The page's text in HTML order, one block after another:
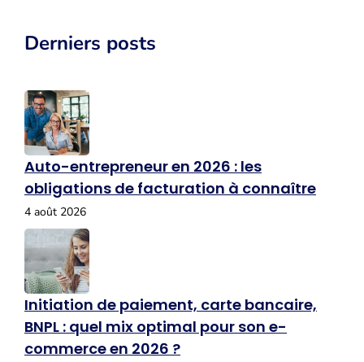
Derniers posts
Auto-entrepreneur en 2026 : les
obligations de facturation à connaître
4 août 2026
Initiation de paiement, carte bancaire,
BNPL : quel mix optimal pour son e-
commerce en 2026 ?